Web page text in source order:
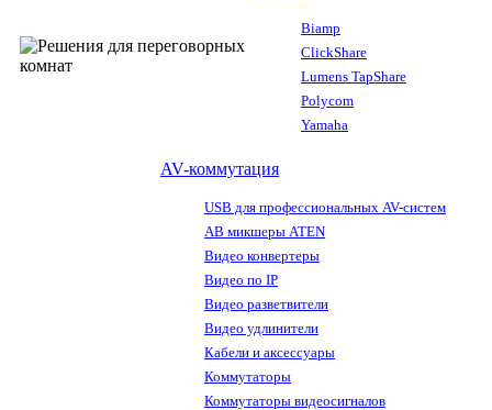
Biamp
ClickShare
Lumens TapShare
Polycom
Yamaha
AV-коммутация
USB для профессиональных AV-систем
АВ микшеры ATEN
Видео конвертеры
Видео по IP
Видео разветвители
Видео удлинители
Кабели и аксессуары
Коммутаторы
Коммутаторы видеосигналов